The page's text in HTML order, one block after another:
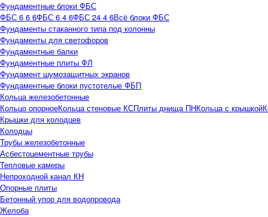
Фундаментные блоки ФБС
ФБС 6 6 6ФБС 6 4 6ФБС 24 4 6Всё блоки ФБС
Фундаменты стаканного типа под колонны
Фундаменты для светофоров
Фундаментные балки
Фундаментные плиты ФЛ
Фундамент шумозащитных экранов
Фундаментные блоки пустотелые ФБП
Кольца железобетонные
Кольцо опорноеКольца стеновые КСПлиты днища ПНКольца с крышкой
Крышки для колодцев
Колодцы
Трубы железобетонные
Асбестоцементные трубы
Тепловые камеры
Непроходной канал КН
Опорные плиты
Бетонный упор для водопровода
Желоба